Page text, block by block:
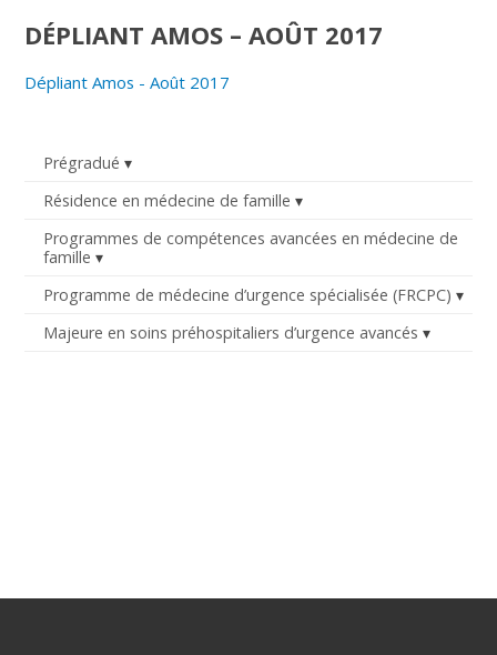
Prégradué
Résidence en médecine de famille
Programmes de compétences avancées en médecine de
famille
Programme de médecine d’urgence spécialisée (FRCPC)
Majeure en soins préhospitaliers d’urgence avancés
DÉPLIANT AMOS – AOÛT 2017
Dépliant Amos - Août 2017